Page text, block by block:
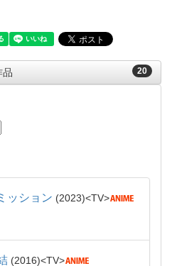
20
品
ッション 2023 TV
2016 TV